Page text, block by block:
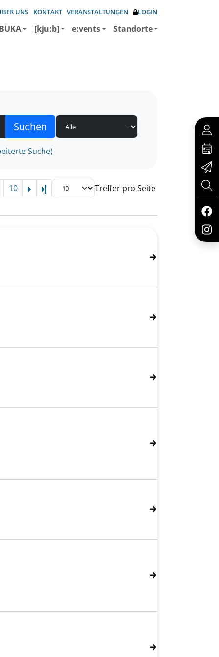
UNS KONTAKT VERANSTALTUNGEN LOGIN
[kju:b] e:vents Standorte
Suche)
10 Letzte Seite Treffer pro Seite